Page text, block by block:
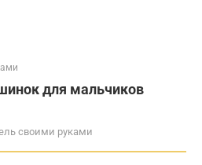
для мальчиков
своими руками